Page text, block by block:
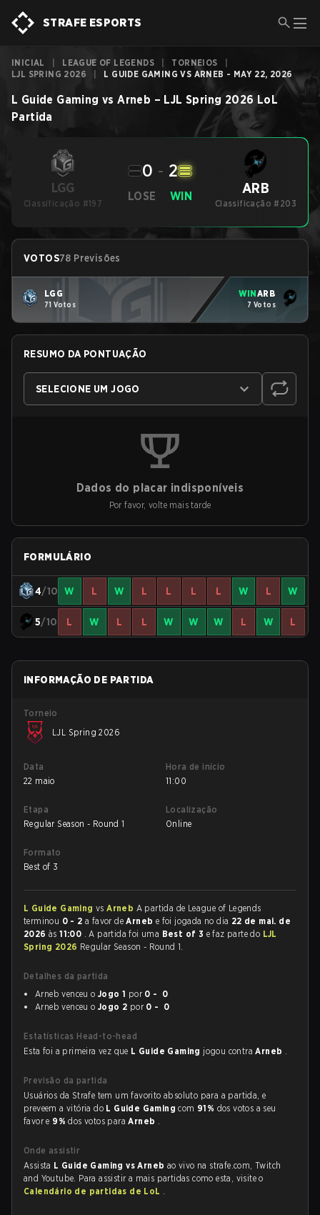
STRAFE ESPORTS
INICIAL LEAGUE OF LEGENDS TORNEIOS
LJL SPRING 2026
L GUIDE GAMING VS ARNEB - MAY 22, 2026
L Guide Gaming vs Arneb – LJL Spring 2026 LoL
Partida
LGG
Classificação #197
LOSE
0 - 2
WIN ARB
Classificação #203
VOTOS78 Previsões
LGG
71 Votos
WINARB
7 Votos
RESUMO DA PONTUAÇÃO
SELECIONE UM JOGO
Dados do placar indisponíveis
Por favor, volte mais tarde
FORMULÁRIO
4/10 W L W L L L L W L W
5/10 L W L L W W W L W L
INFORMAÇÃO DE PARTIDA
Torneio
LJL Spring 2026
Data
22 maio
Hora de início
11:00
Etapa
Regular Season - Round 1
Localização
Online
Formato
Best of 3
L Guide Gaming vsArneb A partida de League of Legends
terminou 0 - 2 a favor deArneb e foi jogada no dia 22 de mai. de
2026 às11:00 . A partida foi uma Best of 3 e faz parte do LJL
Spring 2026 Regular Season - Round 1.
Detalhes da partida
Arneb venceu o Jogo 1 por 0 - 0
Arneb venceu o Jogo 2 por 0 - 0
Estatísticas Head-to-head
Esta foi a primeira vez que L Guide Gaming jogou contraArneb .
Previsão da partida
Usuários da Strafe tem um favorito absoluto para a partida, e
preveem a vitória do L Guide Gamingcom 91% dos votos a seu
favor e 9%dos votos paraArneb .
Onde assistir
Assista L Guide Gaming vs Arneb ao vivo na strafe.com, Twitch
and Youtube. Para assistir a mais partidas como esta, visite o
Calendário de partidas de LoL .